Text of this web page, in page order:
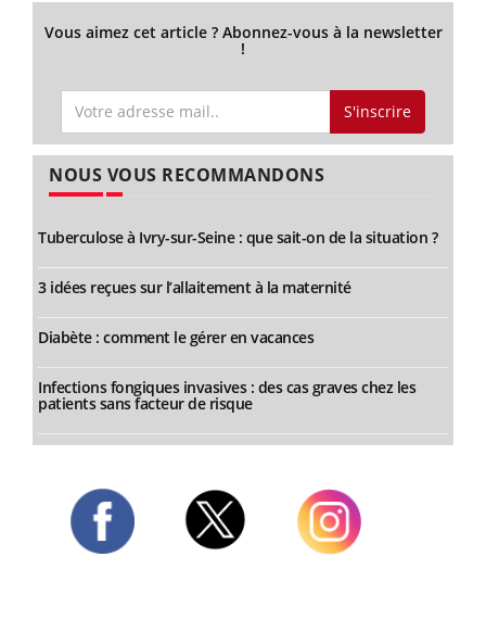
Vous aimez cet article ? Abonnez-vous à la newsletter
!
S'inscrire
NOUS VOUS RECOMMANDONS
Tuberculose à Ivry-sur-Seine : que sait-on de la situation ?
3 idées reçues sur l’allaitement à la maternité
Diabète : comment le gérer en vacances
Infections fongiques invasives : des cas graves chez les
patients sans facteur de risque